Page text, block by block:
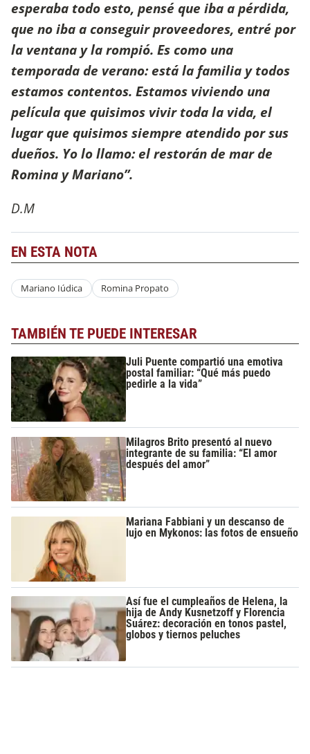
esperaba todo esto, pensé que iba a pérdida,
que no iba a conseguir proveedores, entré por
la ventana y la rompió. Es como una
temporada de verano: está la familia y todos
estamos contentos. Estamos viviendo una
película que quisimos vivir toda la vida, el
lugar que quisimos siempre atendido por sus
dueños. Yo lo llamo: el restorán de mar de
Romina y Mariano”.
D.M
EN ESTA NOTA
Mariano Iúdica Romina Propato
TAMBIÉN TE PUEDE INTERESAR
Juli Puente compartió una emotiva
postal familiar: “Qué más puedo
pedirle a la vida”
Milagros Brito presentó al nuevo
integrante de su familia: “El amor
después del amor”
Mariana Fabbiani y un descanso de
lujo en Mykonos: las fotos de ensueño
Así fue el cumpleaños de Helena, la
hija de Andy Kusnetzoff y Florencia
Suárez: decoración en tonos pastel,
globos y tiernos peluches